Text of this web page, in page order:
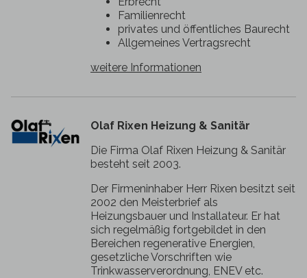
Familienrecht
privates und öffentliches Baurecht
Allgemeines Vertragsrecht
weitere Informationen
Olaf Rixen Heizung & Sanitär
Die Firma Olaf Rixen Heizung & Sanitär
besteht seit 2003.
Der Firmeninhaber Herr Rixen besitzt seit
2002 den Meisterbrief als
Heizungsbauer und Installateur. Er hat
sich regelmäßig fortgebildet in den
Bereichen regenerative Energien,
gesetzliche Vorschriften wie
Trinkwasserverordnung, ENEV etc.